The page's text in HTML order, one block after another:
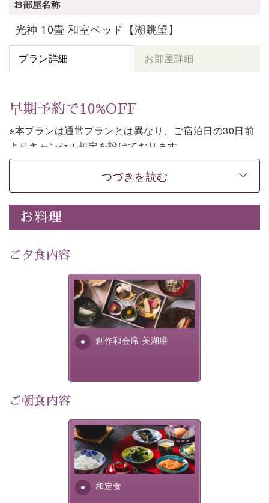
お部屋名称
光神 10畳 和室ベッド【湖眺望】
プラン詳細 お部屋詳細
早期予約で10%OFF
※本プランは通常プランとは異なり、ご宿泊日の30日前
よりキャンセル規定を設けております。
※本プランは２食付きの早割プランです。
上諏訪温泉しんゆでは、30日前までのご予約で、10%割
引でお泊まりいただける「早割プラン」をご用意してお
ります。
温かいおもてなし。
ご滞在を楽しみに待つ日々が旅をより特別なものにして
早めのご予約で、お得に癒しのひとときをお過ごしくだ
-----------【安心への取り組み】----------
徹底した衛生管理を行っております。
----------------------------------------------
・宿泊料金10%OFF
・朝夕個室料亭で個室食
・諏訪大社4社を巡る無料参拝バス（事前予約制）
つづきを読む
お料理
ご夕食内容
創作和会席 美湖膳
美湖膳とは諏訪の地で特別を
提供する為に料理長・神原 裕
明が考え出した創作和会席で
す。美しい諏訪湖の幸...
ご朝食内容
和定食
さっぱりとした和食膳に使わ
れる食材は、諏訪の名産品を
ふんだんに取り入れ、安心・
安全を心掛けた長野県産...